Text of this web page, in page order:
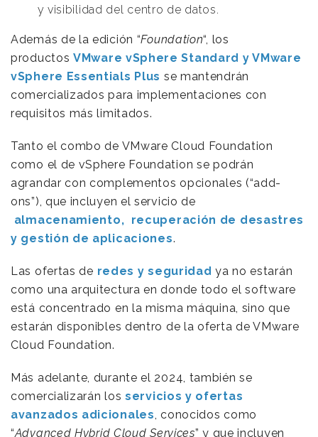
y visibilidad del centro de datos.
Además de la edición “Foundation“, los
productos VMware vSphere Standard y VMware
vSphere Essentials Plus se mantendrán
comercializados para implementaciones con
requisitos más limitados.
Tanto el combo de VMware Cloud Foundation
como el de vSphere Foundation se podrán
agrandar con complementos opcionales (“add-
ons”), que incluyen el servicio de
almacenamiento, recuperación de desastres
y gestión de aplicaciones.
Las ofertas de redes y seguridad ya no estarán
como una arquitectura en donde todo el software
está concentrado en la misma máquina, sino que
estarán disponibles dentro de la oferta de VMware
Cloud Foundation.
Más adelante, durante el 2024, también se
comercializarán los servicios y ofertas
avanzados adicionales, conocidos como
“Advanced Hybrid Cloud Services” y que incluyen